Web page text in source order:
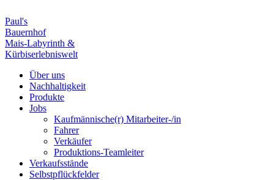
Paul's
Bauernhof
Mais-Labyrinth &
Kürbiserlebniswelt
Über uns
Nachhaltigkeit
Produkte
Jobs
Kaufmännische(r) Mitarbeiter-/in
Fahrer
Verkäufer
Produktions-Teamleiter
Verkaufsstände
Selbstpflückfelder